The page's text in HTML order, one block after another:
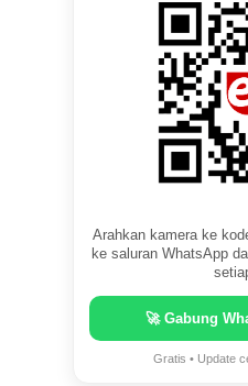
Arahkan kamera ke
ke saluran WhatsApp
🚀 Gabung
Gratis • Update